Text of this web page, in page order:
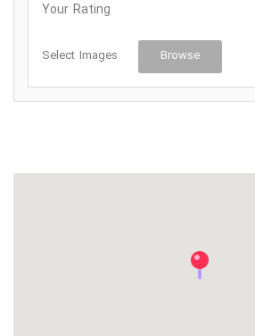
Your Rating
Select Images Browse